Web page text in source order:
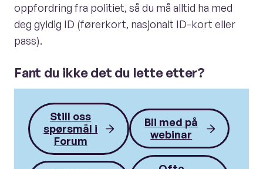
oppfordring fra politiet, så du må alltid ha med
deg gyldig ID (førerkort, nasjonalt ID-kort eller
pass).
Fant du ikke det du lette etter?
Still oss
spørsmål i
Forum
Bli med på
webinar